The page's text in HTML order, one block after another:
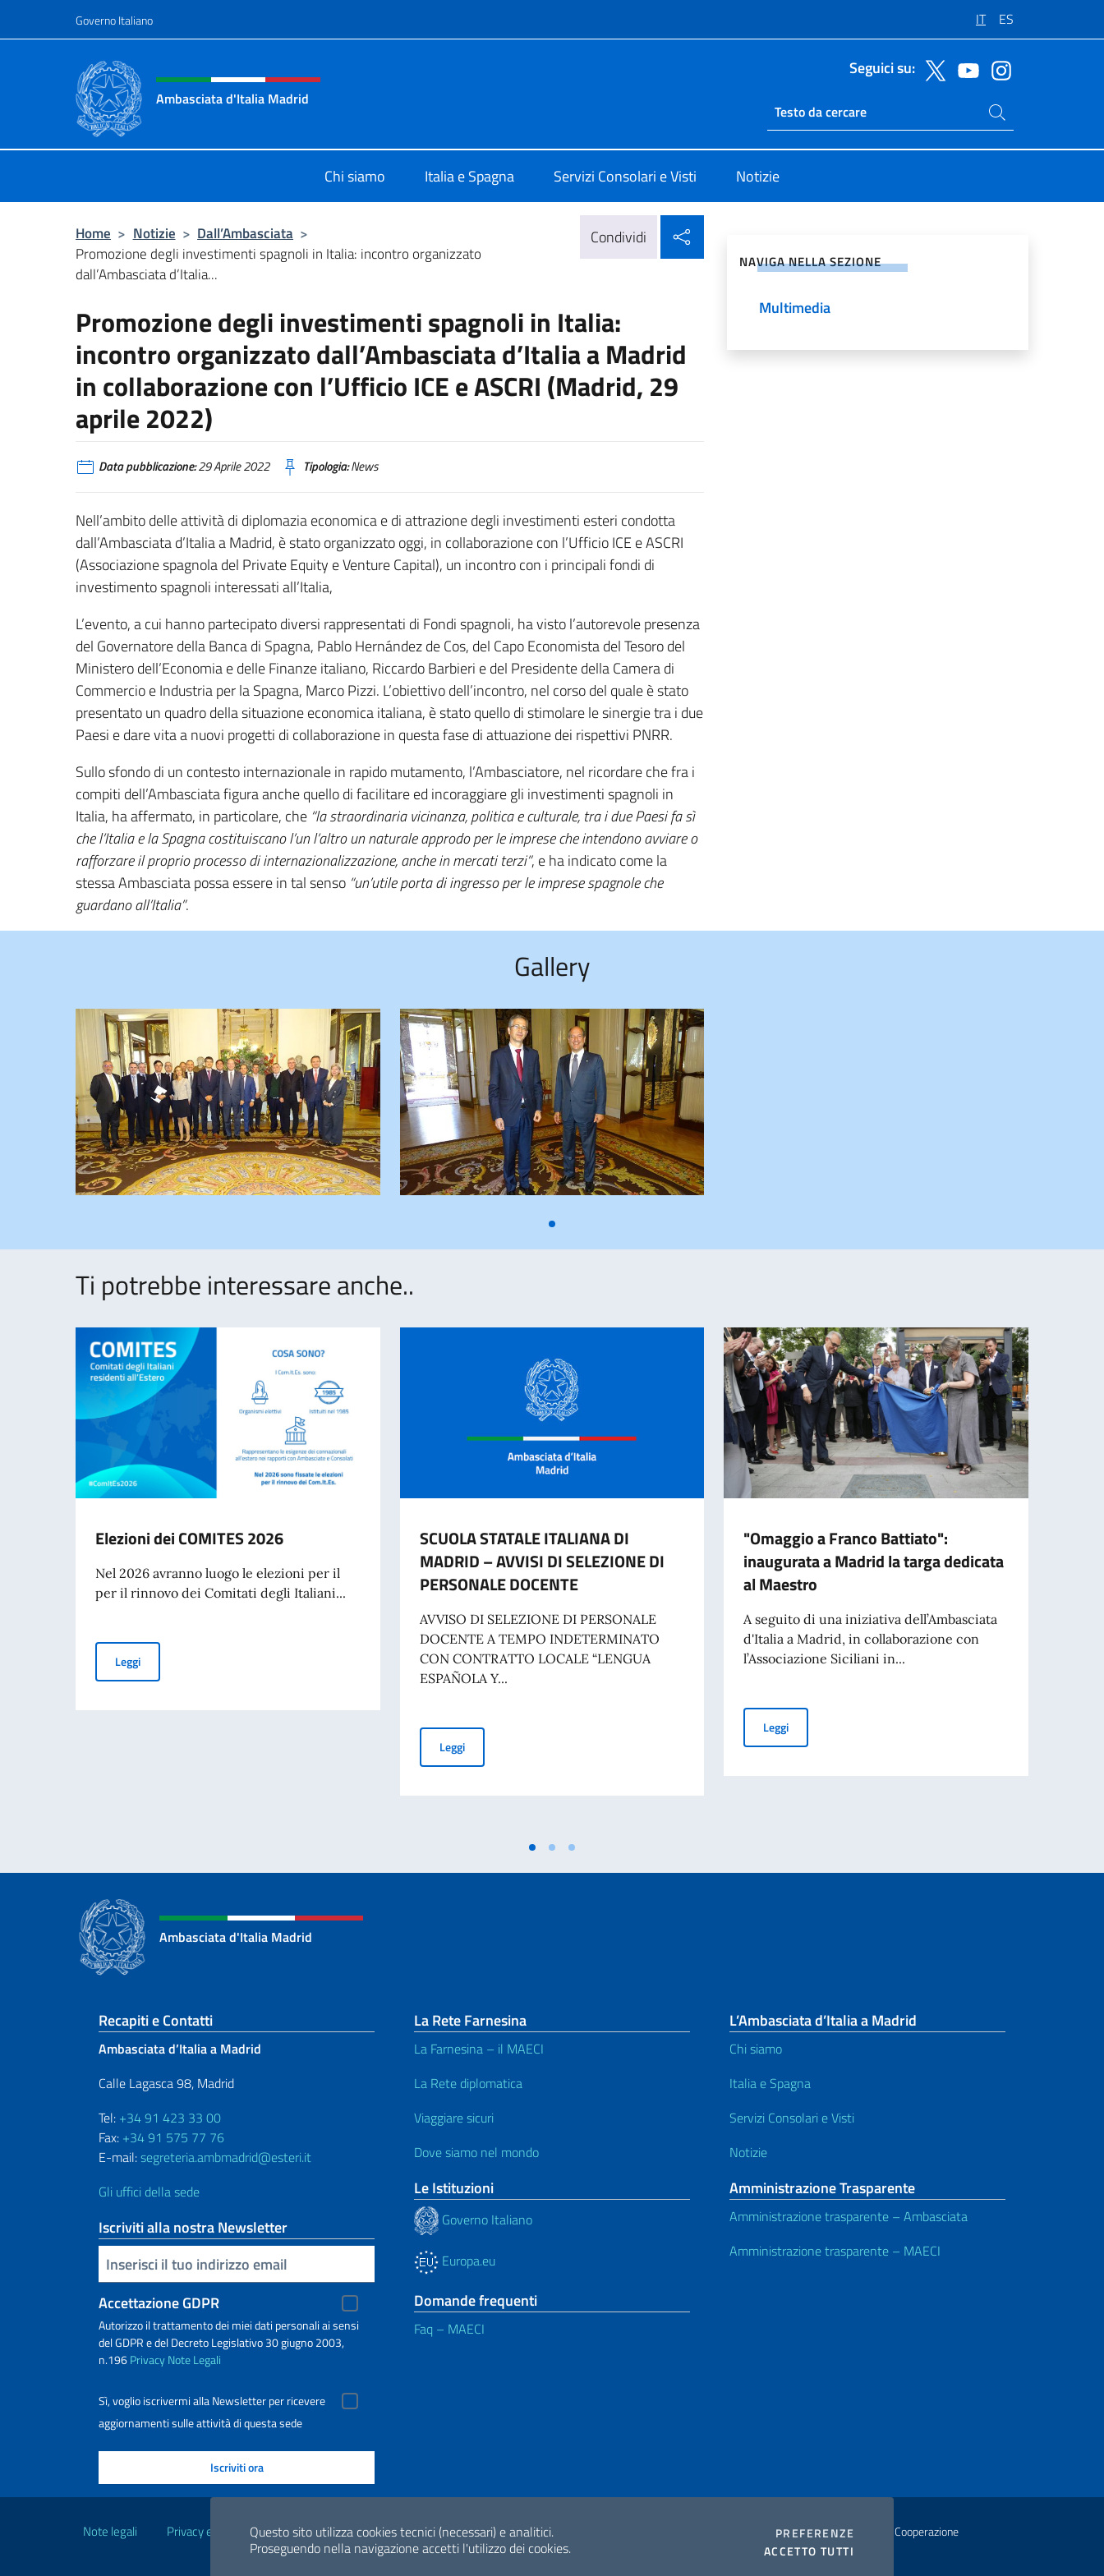
Questo sito utilizza cookies tecnici (necessari) e analitici.
Proseguendo nella navigazione accetti l'utilizzo dei cookies.
PREFERENZE COOKIES
ACCETTO TUTTI
Governo Italiano IT ES
Intestazione sito, social e menù
Ambasciata d'Italia Madrid
Seguici su:
Ricerca sito live
Cerca nel sito
Chi siamo Italia e Spagna Servizi Consolari e Visti Notizie
Home > Notizie > Dall’Ambasciata >
Promozione degli investimenti spagnoli in Italia: incontro organizzato
dall’Ambasciata d’Italia...
Condividi
Promozione degli investimenti spagnoli in Italia:
incontro organizzato dall’Ambasciata d’Italia a Madrid
in collaborazione con l’Ufficio ICE e ASCRI (Madrid, 29
aprile 2022)
Data pubblicazione:29 Aprile 2022 Tipologia:News
Nell’ambito delle attività di diplomazia economica e di attrazione degli investimenti esteri condotta
dall’Ambasciata d’Italia a Madrid, è stato organizzato oggi, in collaborazione con l’Ufficio ICE e ASCRI
(Associazione spagnola del Private Equity e Venture Capital), un incontro con i principali fondi di
investimento spagnoli interessati all’Italia,
L’evento, a cui hanno partecipato diversi rappresentati di Fondi spagnoli, ha visto l’autorevole presenza
del Governatore della Banca di Spagna, Pablo Hernández de Cos, del Capo Economista del Tesoro del
Ministero dell’Economia e delle Finanze italiano, Riccardo Barbieri e del Presidente della Camera di
Commercio e Industria per la Spagna, Marco Pizzi. L’obiettivo dell’incontro, nel corso del quale è stato
presentato un quadro della situazione economica italiana, è stato quello di stimolare le sinergie tra i due
Paesi e dare vita a nuovi progetti di collaborazione in questa fase di attuazione dei rispettivi PNRR.
Sullo sfondo di un contesto internazionale in rapido mutamento, l’Ambasciatore, nel ricordare che fra i
compiti dell’Ambasciata figura anche quello di facilitare ed incoraggiare gli investimenti spagnoli in
Italia, ha affermato, in particolare, che “la straordinaria vicinanza, politica e culturale, tra i due Paesi fa sì
che l’Italia e la Spagna costituiscano l’un l’altro un naturale approdo per le imprese che intendono avviare o
rafforzare il proprio processo di internazionalizzazione, anche in mercati terzi”, e ha indicato come la
stessa Ambasciata possa essere in tal senso “un’utile porta di ingresso per le imprese spagnole che
guardano all’Italia”.
NAVIGA NELLA SEZIONE
Multimedia
Gallery
Ti potrebbe interessare anche..
Elezioni dei COMITES 2026
Nel 2026 avranno luogo le elezioni per il
per il rinnovo dei Comitati degli Italiani...
LeggiElezioni dei COMITES 2026
SCUOLA STATALE ITALIANA DI
MADRID – AVVISI DI SELEZIONE DI
PERSONALE DOCENTE
AVVISO DI SELEZIONE DI PERSONALE
DOCENTE A TEMPO INDETERMINATO
CON CONTRATTO LOCALE “LENGUA
ESPAÑOLA Y...
LeggiSCUOLA STATALE ITALIANA DI MADRID – AVVISI DI SELEZIONE DI PERSONALE DOCENTE
"Omaggio a Franco Battiato":
inaugurata a Madrid la targa dedicata
al Maestro
A seguito di una iniziativa dell’Ambasciata
d'Italia a Madrid, in collaborazione con
l’Associazione Siciliani in...
Leggi"Omaggio a Franco Battiato": inaugurata a Madrid la targa
Ambasciata d'Italia Madrid
Sezione footer
Recapiti e Contatti
Ambasciata d’Italia a Madrid
Calle Lagasca 98, Madrid
Tel: +34 91 423 33 00
Fax: +34 91 575 77 76
E-mail:segreteria.ambmadrid@esteri.it
Gli uffici della sede
Iscriviti alla nostra Newsletter
Inserisci la tua email
Accettazione GDPR
Autorizzo il trattamento dei miei dati personali ai sensi
del GDPR e del Decreto Legislativo 30 giugno 2003,
n.196PrivacyNote Legali
Sì, voglio iscrivermi alla Newsletter per ricevere
aggiornamenti sulle attività di questa sede
La Rete Farnesina
La Farnesina – il MAECI
La Rete diplomatica
Viaggiare sicuri
Dove siamo nel mondo
Le Istituzioni
Governo Italiano
Europa.eu
Domande frequenti
Faq – MAECI
L’Ambasciata d’Italia a Madrid
Chi siamo
Italia e Spagna
Servizi Consolari e Visti
Notizie
Amministrazione Trasparente
Amministrazione trasparente – Ambasciata
Amministrazione trasparente – MAECI
Note legali Privacy e cookie policy Dichiarazione di accessibilità
2026 Copyright Ministero degli Affari Esteri e della Cooperazione